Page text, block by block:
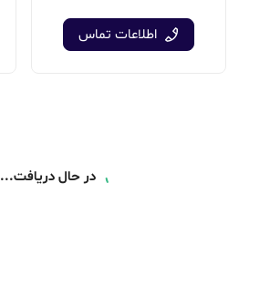
اطلاعات تماس
در حال دریافت...